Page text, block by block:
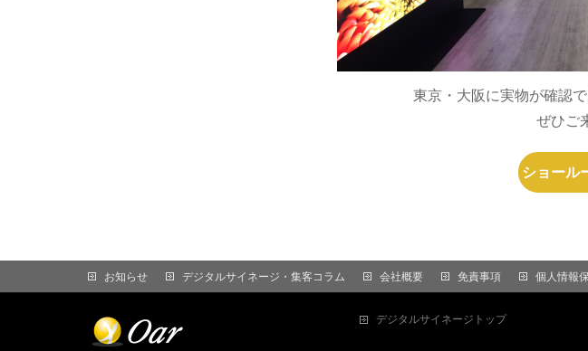
東京・大阪に実物が確認
ぜひご
ショール
お知らせ デジタルサイネージ・集客コラム 会社概要 免責事項 個人情報
デジタルサイネージトップ